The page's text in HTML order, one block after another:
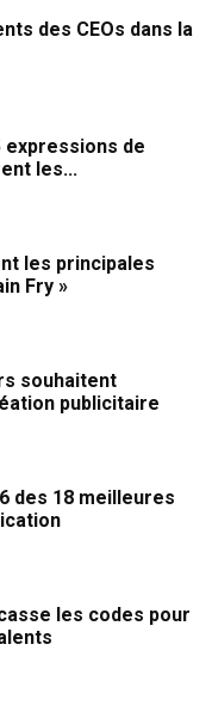
des CEOs dans la
expressions de
les...
les principales
Fry »
souhaitent
publicitaire
des 18 meilleures
les codes pour